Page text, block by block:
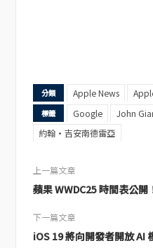
分類 Apple News
標籤 Google John
約翰·吉安南德雷亞
上一篇文章
蘋果 WWDC25 時間表公
下一篇文章
iOS 19 將向開發者開放 AI